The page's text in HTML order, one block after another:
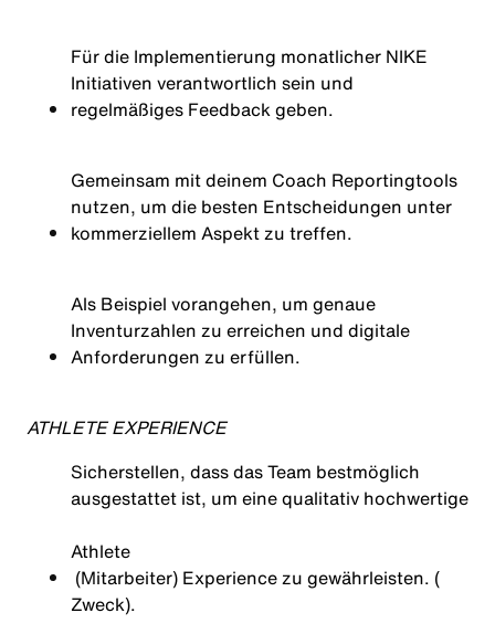
Für die Implementierung monatlicher NIKE
Initiativen verantwortlich sein und
regelmäßiges Feedbackgeben.
Gemeinsam mitdeinem Coach Reportingtools
nutzen, um die besten Entscheidungen unter
kommerziellem Aspektzu treffen.
Als Beispiel vorangehen, um genaue
Inventurzahlen zu erreichen und digitale
Anforderungen zu erfüllen.
ATHLETE EXPERIENCE
Sicherstellen, dass das Team bestmöglich
ausgestattet ist, um eine qualitativ hochwertige
Athlete
(Mitarbeiter) Experience zu gewährleisten. (
Zweck).